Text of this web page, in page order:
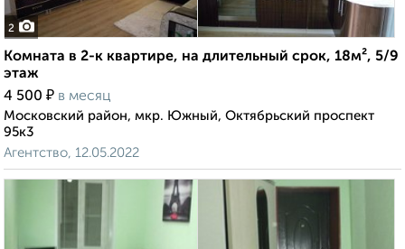
2
Комната в 2-к квартире, на длительный срок, 18м², 5/9
этаж
4 500 ₽ в месяц
Московский район, мкр. Южный, Октябрьский проспект
95к3
Агентство, 12.05.2022